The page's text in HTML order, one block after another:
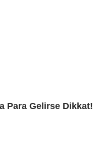
Para Gelirse Dikkat!